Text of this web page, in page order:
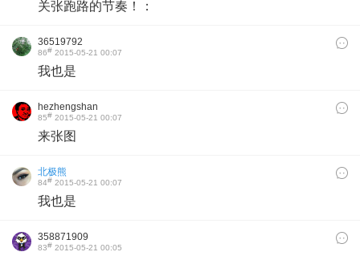
关张跑路的节奏！：
36519792
86# 2015-05-21 00:07
我也是
hezhengshan
85# 2015-05-21 00:07
来张图
北极熊
84# 2015-05-21 00:07
我也是
358871909
83# 2015-05-21 00:05